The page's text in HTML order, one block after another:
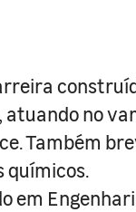
no
Também
químicos.
em